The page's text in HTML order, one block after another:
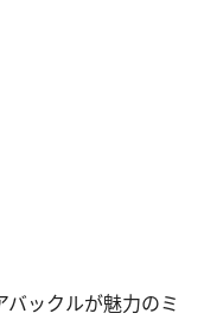
ックルが魅力のミ